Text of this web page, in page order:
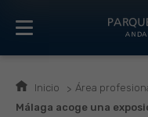
Inicio Área
Málaga acoge una